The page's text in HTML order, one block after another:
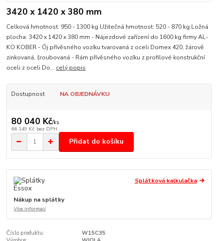
3420 x 1420 x 380 mm
Celková hmotnost: 950 - 1300 kg Užitečná hmotnost: 520 - 870 kg Ložná
plocha: 3420 x 1420 x 380 mm - Nájezdové zařízení do 1600 kg firmy AL-
KO KOBER - Ój přívěsného vozíku tvarovaná z oceli Domex 420, žárově
zinkovaná, šroubovaná - Rám přívěsného vozíku z profilové konstrukční
oceli z oceli Do... celý popis
Dostupnost NA OBJEDNÁVKU
80 040 Kč/ks
66 149 Kč bez DPH
Přidat do košíku
Splátková kalkulačka
Nákup na splátky
Více informací
Číslo produktu:
W15C35